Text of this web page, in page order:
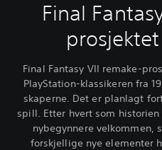
Final
Final Fantasy VII remake-
PlayStation-klassikeren fra
skaperne. Det er planlagt
spill. Etter hvert som
nybegynnere velkommen,
forskjellige nye elementer